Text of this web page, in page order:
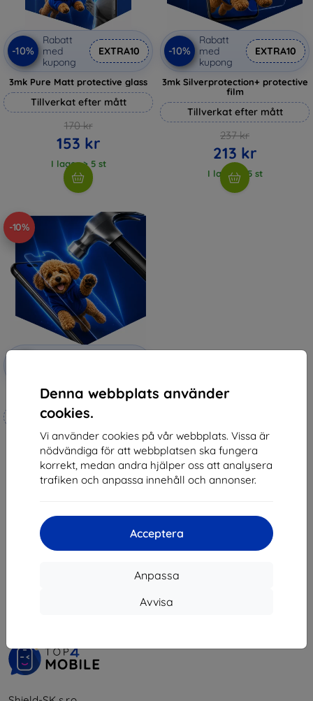
Denna webbplats använder
cookies.
Vi använder cookies på vår webbplats. Vissa är
nödvändiga för att webbplatsen ska fungera
korrekt, medan andra hjälper oss att analysera
trafiken och anpassa innehåll och annonser.
Acceptera
Anpassa
Avvisa
-10%
Rabatt
med
kupong
EXTRA10
3mk Pure Matt protective glass
Tillverkat efter mått
170 kr
153 kr
I lager > 5 st
-10%
Rabatt
med
kupong
EXTRA10
3mk Silverprotection+ protective
film
Tillverkat efter mått
237 kr
213 kr
I lager > 5 st
-10%
Rabatt
3mk Hammer protective film
Tillverkat efter mått
248 kr
223 kr
I lager 4 st